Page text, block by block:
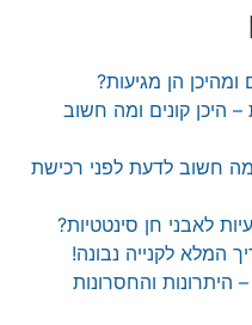
מגיעות?
ומה חשוב
לפני רכישת
חן סינטטיות?
נבונה!
והחסרונות